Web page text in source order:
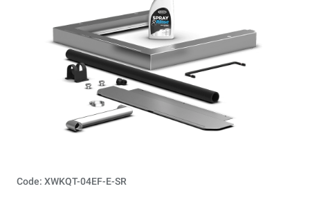
Code: XWKQT-04EF-E-SR